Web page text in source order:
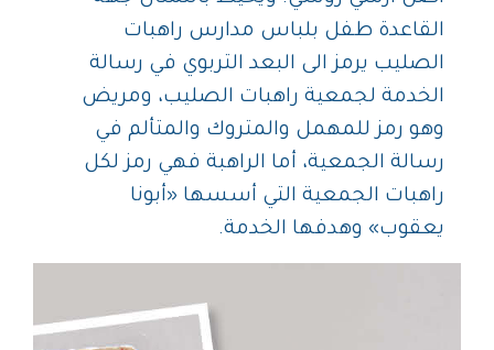
القاعدة طفل بلباس مدارس راهبات
الصليب يرمز الى البعد التربوي في رسالة
الخدمة لجمعية راهبات الصليب، ومريض
وهو رمز للمهمل والمتروك والمتألم في
رسالة الجمعية، أما الراهبة فهي رمز لكل
راهبات الجمعية التي أسسها «أبونا
يعقوب» وهدفها الخدمة.